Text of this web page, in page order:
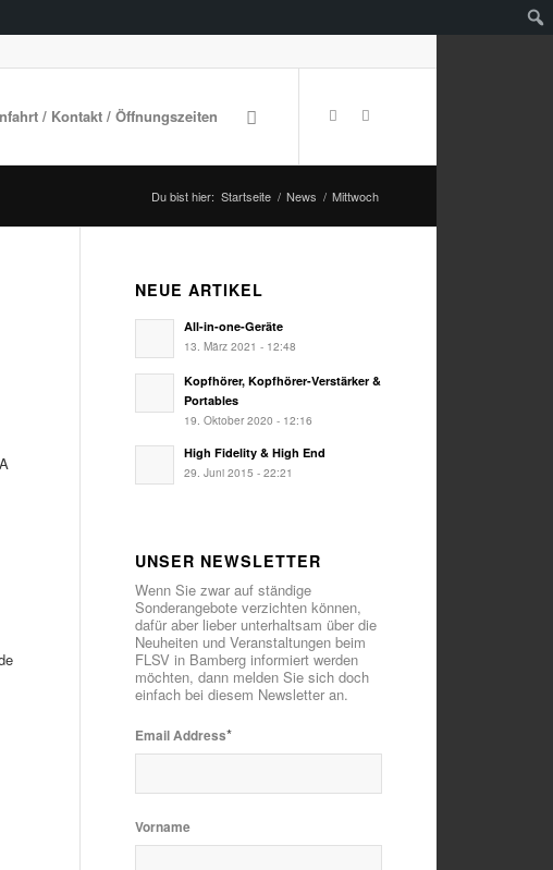
/ Kontakt / Öffnungszeiten
Du bist hier: Startseite / News / Mittwoch
NEUE ARTIKEL
All-in-one-Geräte
13. März 2021 - 12:48
Kopfhörer, Kopfhörer-Verstärker &
Portables
19. Oktober 2020 - 12:16
High Fidelity & High End
29. Juni 2015 - 22:21
UNSER NEWSLETTER
Wenn Sie zwar auf ständige
Sonderangebote verzichten können,
dafür aber lieber unterhaltsam über die
Neuheiten und Veranstaltungen beim
FLSV in Bamberg informiert werden
möchten, dann melden Sie sich doch
einfach bei diesem Newsletter an.
Email Address*
Vorname